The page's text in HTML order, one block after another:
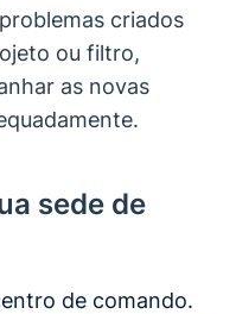
criados
ou filtro,
as novas
sede de
de comando.